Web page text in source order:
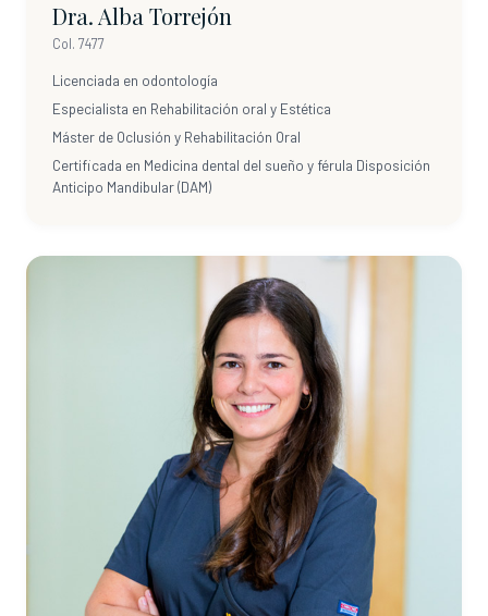
Dra. Alba Torrejón
Col. 7477
Licenciada en odontología
Especialista en Rehabilitación oral y Estética
Máster de Oclusión y Rehabilitación Oral
Certificada en Medicina dental del sueño y férula Disposición
Anticipo Mandibular (DAM)